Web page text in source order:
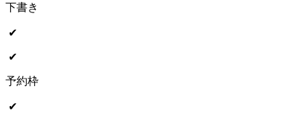
下書き
✔︎
✔︎
予約枠
✔︎